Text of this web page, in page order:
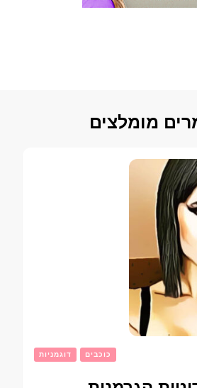
מומלצים
דוגמניות כוכבים